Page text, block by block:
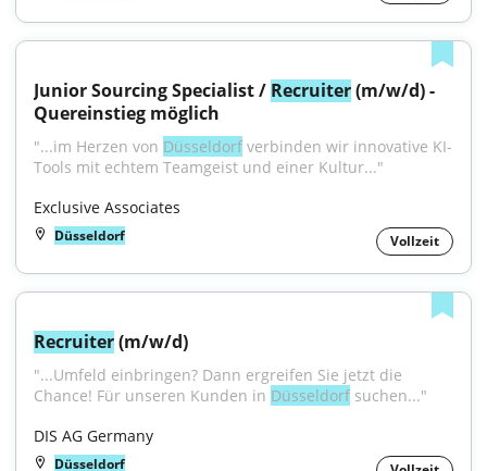
Junior Sourcing Specialist / Recruiter (m/w/d) -
Quereinstieg möglich
"...im Herzen von Düsseldorf verbinden wir innovative KI-
Tools mit echtem Teamgeist und einer Kultur..."
Exclusive Associates
Düsseldorf Vollzeit
Recruiter (m/w/d)
"...Umfeld einbringen? Dann ergreifen Sie jetzt die
Chance! Für unseren Kunden in Düsseldorf suchen..."
DIS AG Germany
Düsseldorf